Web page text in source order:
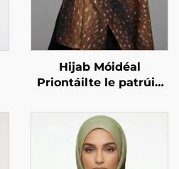
Hijab Móidéal
Priontáilte le patrúin
fawn